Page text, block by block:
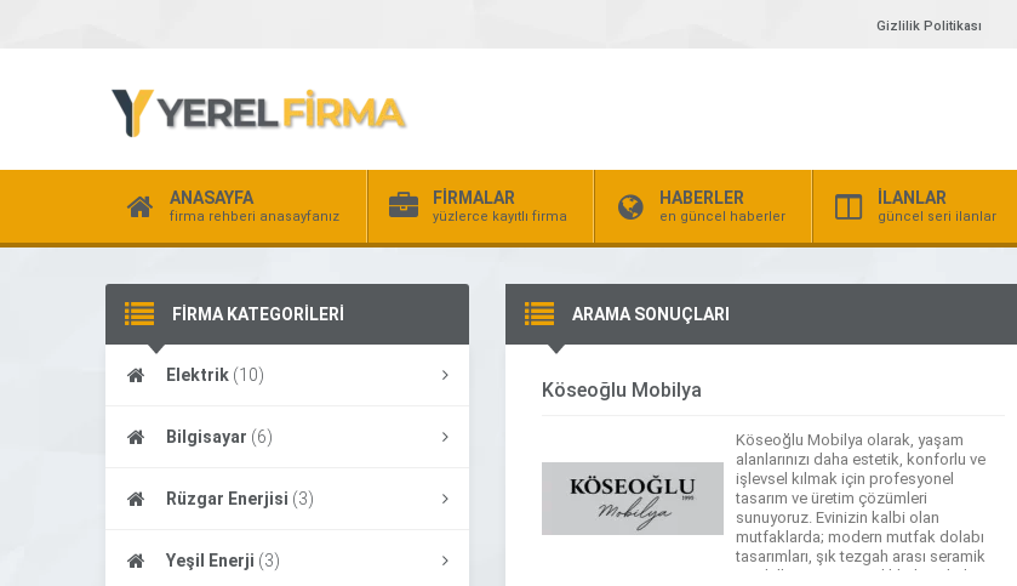
Gizlilik Politikası
ANASAYFA
firma rehberi anasayfanız
FİRMALAR
yüzlerce kayıtlı firma
HABERLER
en güncel haberler
İLANLAR
güncel seri ilanlar
FİRMA KATEGORİLERİ
Elektrik (10)
Bilgisayar (6)
Rüzgar Enerjisi (3)
Yeşil Enerji (3)
ARAMA SONUÇLARI
Köseoğlu Mobilya
Köseoğlu Mobilya olarak, yaşam
alanlarınızı daha estetik, konforlu ve
işlevsel kılmak için profesyonel
tasarım ve üretim çözümleri
sunuyoruz. Evinizin kalbi olan
mutfaklarda; modern mutfak dolabı
tasarımları, şık tezgah arası seramik
modelleri ve ince işçilikli detaylarla